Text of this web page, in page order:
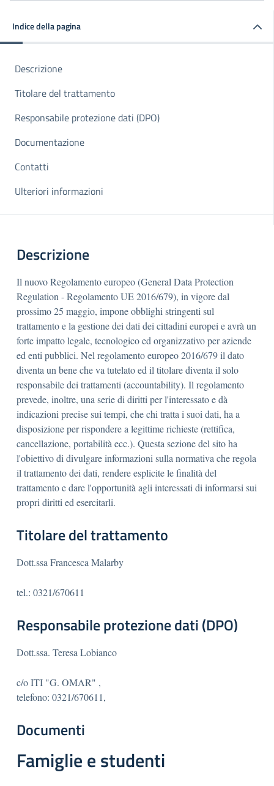
Indice della pagina
Descrizione
Titolare del trattamento
Responsabile protezione dati (DPO)
Documentazione
Contatti
Ulteriori informazioni
Descrizione
Il nuovo Regolamento europeo (General Data Protection
Regulation - Regolamento UE 2016/679), in vigore dal
prossimo 25 maggio, impone obblighi stringenti sul
trattamento e la gestione dei dati dei cittadini europei e avrà un
forte impatto legale, tecnologico ed organizzativo per aziende
ed enti pubblici. Nel regolamento europeo 2016/679 il dato
diventa un bene che va tutelato ed il titolare diventa il solo
responsabile dei trattamenti (accountability). Il regolamento
prevede, inoltre, una serie di diritti per l'interessato e dà
indicazioni precise sui tempi, che chi tratta i suoi dati, ha a
disposizione per rispondere a legittime richieste (rettifica,
cancellazione, portabilità ecc.). Questa sezione del sito ha
l'obiettivo di divulgare informazioni sulla normativa che regola
il trattamento dei dati, rendere esplicite le finalità del
trattamento e dare l'opportunità agli interessati di informarsi sui
propri diritti ed esercitarli.
Titolare del trattamento
Dott.ssa Francesca Malarby
tel.: 0321/670611
Responsabile protezione dati (DPO)
Dott.ssa. Teresa Lobianco
c/o ITI "G. OMAR" ,
telefono: 0321/670611,
Documenti
Famiglie e studenti